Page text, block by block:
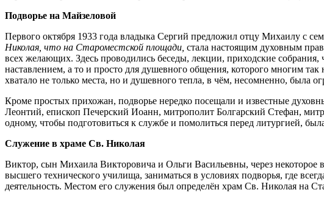
Подворье на Майзеловой
Первого октября 1933 года владыка Сергий предложил отцу Михаилу с
Николая, что на Староместской площади, стала настоящим духовным
всех желающих. Здесь проводились беседы, лекции, приходские
наставлением, а то и просто для душевного общения, которого многим
хватало не только места, но и душевного тепла, в чём, несомненно, была
Кроме простых прихожан, подворье нередко посещали и известные
Леонтий, епископ Печерский Иоанн, митрополит Болгарский Стефан,
одному, чтобы подготовиться к службе и помолиться перед литургией,
Служение в храме Св. Николая
Виктор, сын Михаила Викторовича и Ольги Васильевны, через некоторое
высшего технического училища, заниматься в условиях подворья, где
деятельность. Местом его служения был определён храм Св. Николая на